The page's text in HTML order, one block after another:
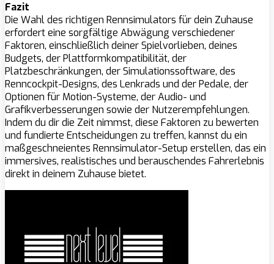
Fazit
Die Wahl des richtigen Rennsimulators für dein Zuhause
erfordert eine sorgfältige Abwägung verschiedener
Faktoren, einschließlich deiner Spielvorlieben, deines
Budgets, der Plattformkompatibilität, der
Platzbeschränkungen, der Simulationssoftware, des
Renncockpit-Designs, des Lenkrads und der Pedale, der
Optionen für Motion-Systeme, der Audio- und
Grafikverbesserungen sowie der Nutzerempfehlungen.
Indem du dir die Zeit nimmst, diese Faktoren zu bewerten
und fundierte Entscheidungen zu treffen, kannst du ein
maßgeschneientes Rennsimulator-Setup erstellen, das ein
immersives, realistisches und berauschendes Fahrerlebnis
direkt in deinem Zuhause bietet.